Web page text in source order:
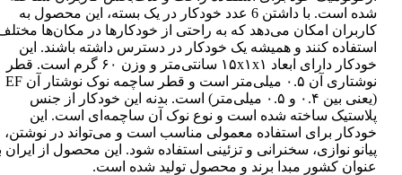
شده است. با داشتن 6 عدد خودکار در یک بسته، این محصول به
کاربران امکان می‌دهد که به راحتی از خودکارها در مکان‌ها
استفاده کنند و همیشه یک خودکار در دسترس داشته باشند. این
خودکار دارای ابعاد ۱۵x۱x۱ سانتی‌متر و وزن ۶۰ گرم است. قطر
نوشتاری آن ۰.۵ میلی‌متر است و قطر ساچمه نوک نوشتار آن EF
(یعنی بین ۰.۴ و ۰.۵ میلی‌متر) است. بدنه این خودکار از جنس
پلاستیک ساخته شده است و نوع نوک آن ساچمه‌ای است. این
خودکار برای استفاده معمولی مناسب است و می‌تواند در نوشتن،
پیانو نوازی، سخنرانی و تزئینی استفاده شود. این محصول از ایران
عنوان کشور مبدا برند و محصول تولید شده است.